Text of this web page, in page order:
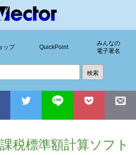
ップ QuickPoint
みんなの
電子署名
税標準額計算ソフト